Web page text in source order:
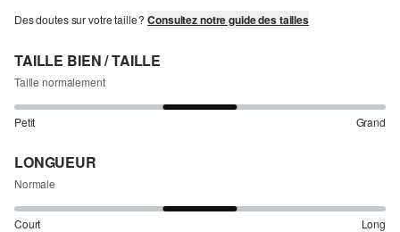
Des doutes sur votre taille ?Consultez notre guide des tailles
TAILLE BIEN / TAILLE
Taille normalement
Petit Grand
LONGUEUR
Normale
Court Long